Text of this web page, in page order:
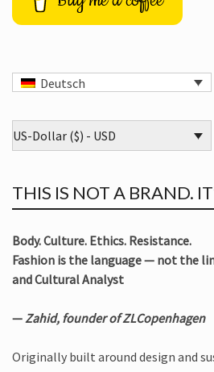
Deutsch
US-Dollar ($) - USD
THIS IS NOT A BRAND.
Body. Culture. Ethics. Resistance.
Fashion is the language — not the
and Cultural Analyst
— Zahid, founder of ZLCopenhagen
Originally built around design and